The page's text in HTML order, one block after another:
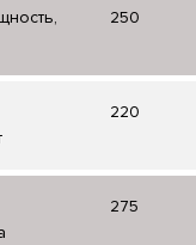
250
220
275